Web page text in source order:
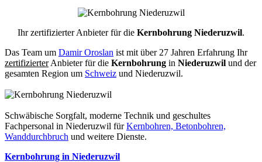
Ihr zertifizierter Anbieter für die Kernbohrung Niederuzwil.
Das Team um Damir Oroslan ist mit über 27 Jahren Erfahrung Ihr
zertifizierterAnbieter für die Kernbohrung in Niederuzwil und der
gesamten Region um Schweiz und Niederuzwil.
Schwäbische Sorgfalt, moderne Technik und geschultes
Fachpersonal in Niederuzwil fürKernbohren, Betonbohren,
Wanddurchbruch und weitere Dienste.
Kernbohrung in Niederuzwil